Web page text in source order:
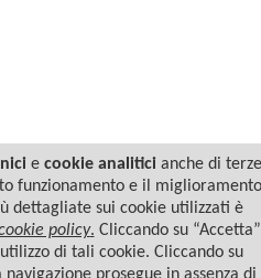
e cookie analiticianche di terze
funzionamento e il miglioramento
dettagliate sui cookie utilizzati è
policy. Cliccando su “Accetta”
di tali cookie. Cliccando su